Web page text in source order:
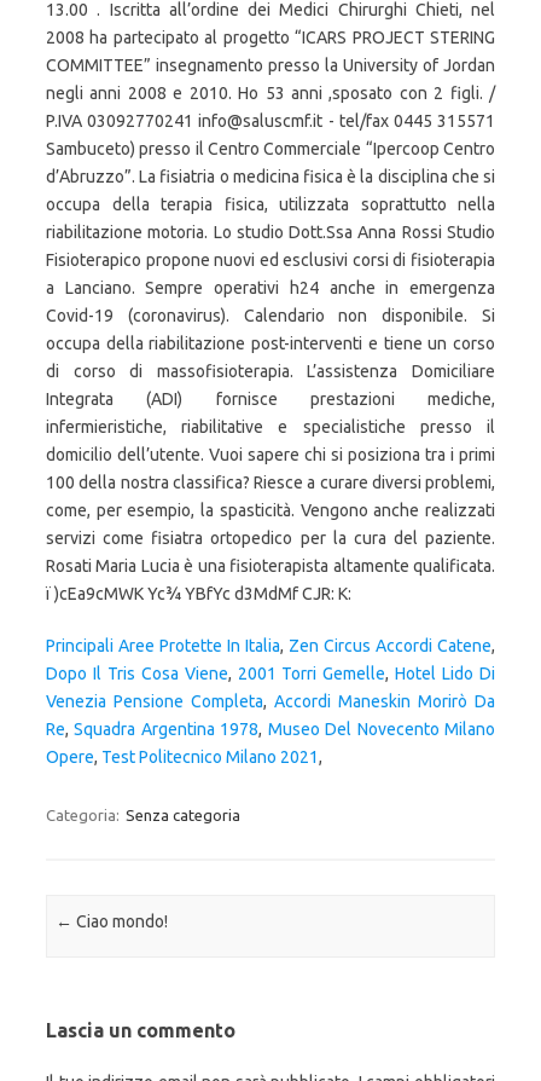
13.00 . Iscritta all’ordine dei Medici Chirurghi Chieti, nel
2008 ha partecipato al progetto “ICARS PROJECT STERING
COMMITTEE” insegnamento presso la University of Jordan
negli anni 2008 e 2010. Ho 53 anni ,sposato con 2 figli. /
P.IVA 03092770241 info@saluscmf.it - tel/fax 0445 315571
Sambuceto) presso il Centro Commerciale “Ipercoop Centro
d’Abruzzo”. La fisiatria o medicina fisica è la disciplina che si
occupa della terapia fisica, utilizzata soprattutto nella
riabilitazione motoria. Lo studio Dott.Ssa Anna Rossi Studio
Fisioterapico propone nuovi ed esclusivi corsi di fisioterapia
a Lanciano. Sempre operativi h24 anche in emergenza
Covid-19 (coronavirus). Calendario non disponibile. Si
occupa della riabilitazione post-interventi e tiene un corso
di corso di massofisioterapia. L’assistenza Domiciliare
Integrata (ADI) fornisce prestazioni mediche,
infermieristiche, riabilitative e specialistiche presso il
domicilio dell’utente. Vuoi sapere chi si posiziona tra i primi
100 della nostra classifica? Riesce a curare diversi problemi,
come, per esempio, la spasticità. Vengono anche realizzati
servizi come fisiatra ortopedico per la cura del paziente.
Rosati Maria Lucia è una fisioterapista altamente qualificata.
ï )cEa9cMWK Yc¾ YBfYc d3MdMf CJR: K:
Principali Aree Protette In Italia, Zen Circus Accordi Catene,
Dopo Il Tris Cosa Viene, 2001 Torri Gemelle,Hotel Lido Di
Venezia Pensione Completa, Accordi Maneskin Morirò Da
Re,Squadra Argentina 1978, Museo Del Novecento Milano
Opere, Test Politecnico Milano 2021,
Categoria: Senza categoria
Navigazione articolo
← Ciao mondo!
Lascia un commento